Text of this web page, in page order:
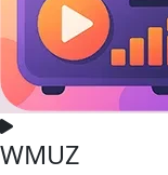
WMUZ